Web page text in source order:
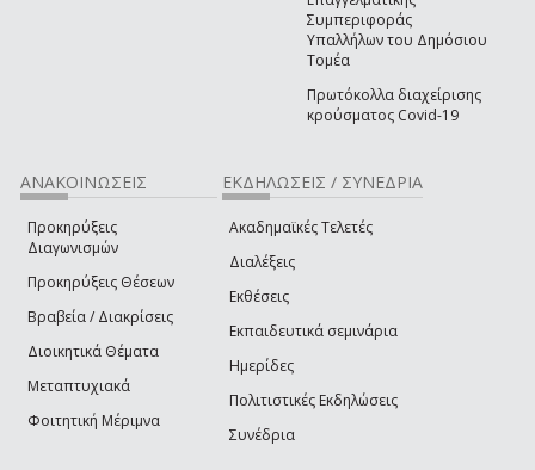
Συμπεριφοράς
Υπαλλήλων του Δημόσιου
Τομέα
Πρωτόκολλα διαχείρισης
κρούσματος Covid-19
ΑΝΑΚΟΙΝΩΣΕΙΣ
Προκηρύξεις
Διαγωνισμών
Προκηρύξεις Θέσεων
Βραβεία / Διακρίσεις
Διοικητικά Θέματα
Μεταπτυχιακά
Φοιτητική Μέριμνα
ΕΚΔΗΛΩΣΕΙΣ / ΣΥΝΕΔΡΙΑ
Ακαδημαϊκές Τελετές
Διαλέξεις
Εκθέσεις
Εκπαιδευτικά σεμινάρια
Ημερίδες
Πολιτιστικές Εκδηλώσεις
Συνέδρια